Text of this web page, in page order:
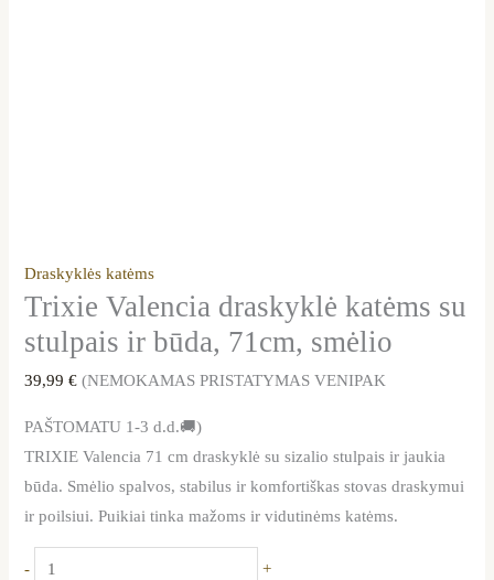
Draskyklės katėms
Trixie Valencia draskyklė katėms su
stulpais ir būda, 71cm, smėlio
39,99€ (NEMOKAMAS PRISTATYMAS VENIPAK
PAŠTOMATU 1-3 d.d.🚚)
TRIXIE Valencia 71 cm draskyklė su sizalio stulpais ir jaukia
būda. Smėlio spalvos, stabilus ir komfortiškas stovas draskymui
ir poilsiui. Puikiai tinka mažoms ir vidutinėms katėms.
- +